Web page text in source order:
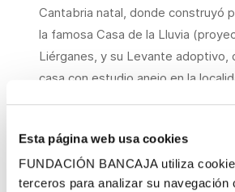
Esta página web usa cookies
FUNDACIÓN BANCAJA utiliza
terceros para analizar su navegación
Cantabria natal, donde construyó
la famosa Casa de la Lluvia
Liérganes, y su Levante adoptivo,
casa con estudio anejo en la
En el presentePaisaje, limpio y
Baldeweg practica una figuración
geometrizante, a propósito de la